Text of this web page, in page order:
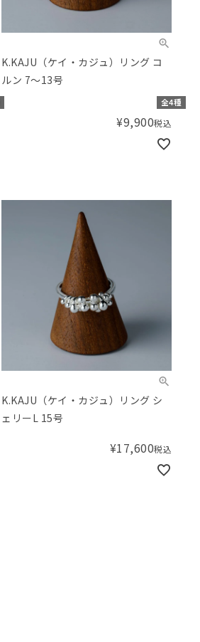
K.KAJU（ケイ・カジュ）リング コ
ルン 7～13号
全4種
¥9,900税込
K.KAJU（ケイ・カジュ）リング シ
ェリーL 15号
¥17,600税込